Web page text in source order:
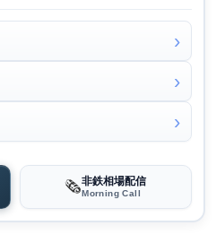
🗞️非鉄相場配信
Morning Call